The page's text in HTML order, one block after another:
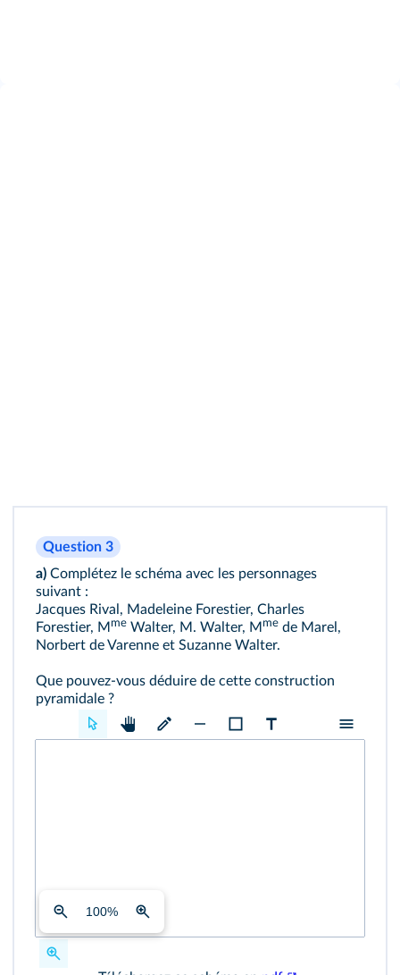
Question 3
a) Complétez le schéma avec les personnages
suivant :
Jacques Rival, Madeleine Forestier, Charles
Forestier, M me Walter, M. Walter, M me de Marel,
Norbert de Varenne et Suzanne Walter.
Que pouvez-vous déduire de cette construction
pyramidale ?
100%